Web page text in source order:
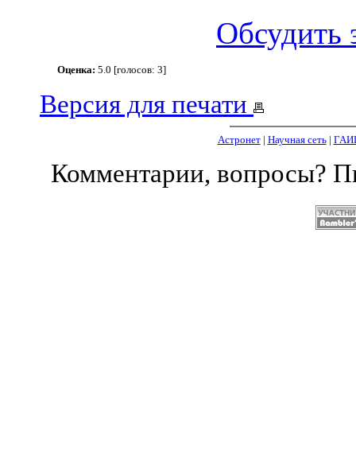
Обсудить
Оценка: 5.0 [голосов: 3]
Версия для печати
Астронет| Научная сеть|
Комментарии, вопросы?